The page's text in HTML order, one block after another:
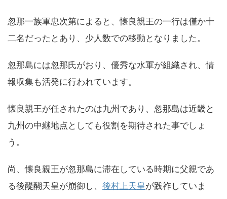
忽那一族軍忠次第によると、懐良親王の一行は僅か十
二名だったとあり、少人数での移動となりました。
忽那島には忽那氏がおり、優秀な水軍が組織され、情
報収集も活発に行われています。
懐良親王が任されたのは九州であり、忽那島は近畿と
九州の中継地点としても役割を期待された事でしょ
う。
尚、懐良親王が忽那島に滞在している時期に父親であ
る後醍醐天皇が崩御し、 後村上天皇が践祚していま